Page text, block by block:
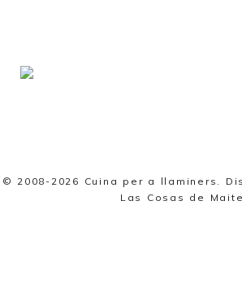
© 2008-2026 Cuina per a llaminers .
Las Cosas de Maite